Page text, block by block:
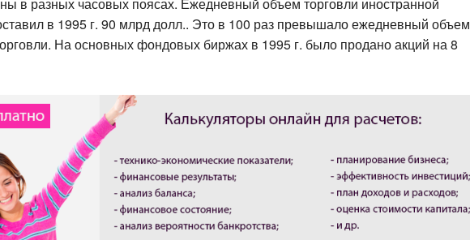
в разных часовых поясах. Ежедневный объем торговли иностранной
в 1995 г. 90 млрд долл.. Это в 100 раз превышало ежедневный объем
На основных фондовых биржах в 1995 г. было продано акций на 8